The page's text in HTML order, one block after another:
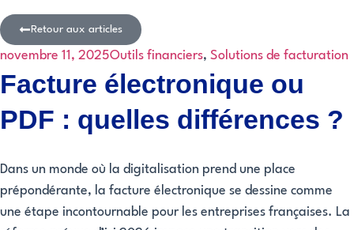
Retour aux articles
novembre 11, 2025Outils financiers, Solutions de facturation
Facture électronique ou
PDF : quelles différences ?
Dans un monde où la digitalisation prend une place
prépondérante, la facture électronique se dessine comme
une étape incontournable pour les entreprises françaises. La